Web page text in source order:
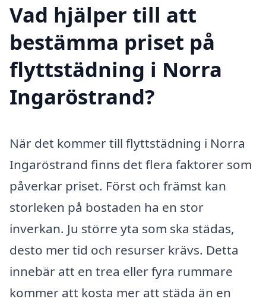
Vad hjälper till att
bestämma priset på
flyttstädning i Norra
Ingaröstrand?
När det kommer till flyttstädning i Norra
Ingaröstrand finns det flera faktorer som
påverkar priset. Först och främst kan
storleken på bostaden ha en stor
inverkan. Ju större yta som ska städas,
desto mer tid och resurser krävs. Detta
innebär att en trea eller fyra rummare
kommer att kosta mer att städa än en